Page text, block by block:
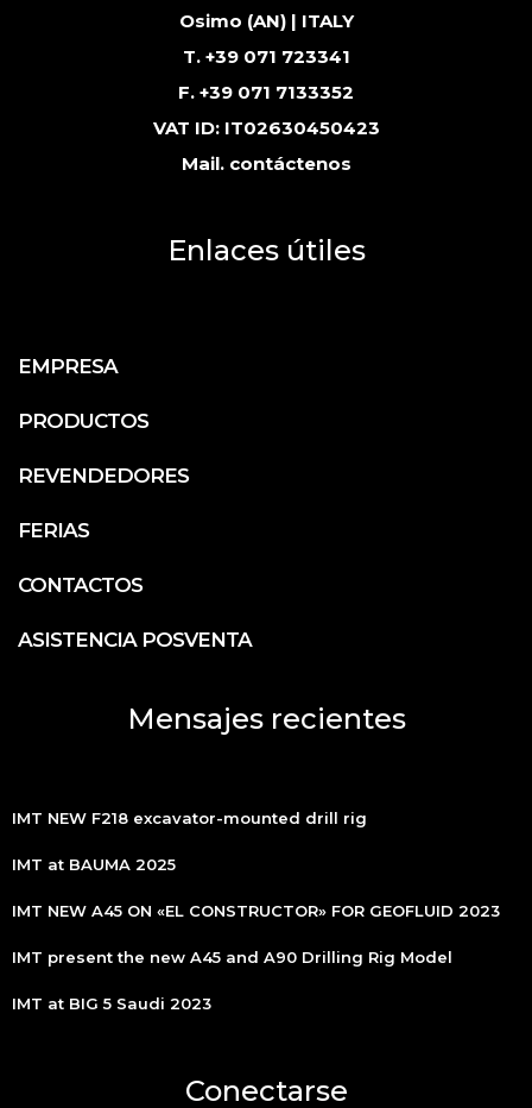
Osimo (AN) | ITALY
T. +39 071 723341
F. +39 071 7133352
VAT ID: IT02630450423
Mail. contáctenos
Enlaces útiles
EMPRESA
PRODUCTOS
REVENDEDORES
FERIAS
CONTACTOS
ASISTENCIA POSVENTA
Mensajes recientes
IMT NEW F218 excavator-mounted drill rig
IMT at BAUMA 2025
IMT NEW A45 ON «EL CONSTRUCTOR» FOR GEOFLUID 2023
IMT present the new A45 and A90 Drilling Rig Model
IMT at BIG 5 Saudi 2023
Conectarse